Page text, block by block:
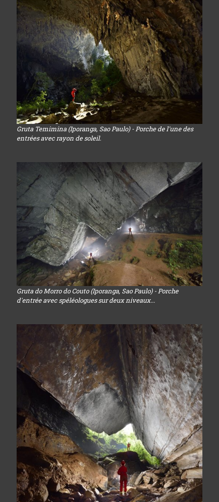
Gruta Temimina (Iporanga, Sao Paulo) - Porche de l'une des
entrées avec rayon de soleil.
Gruta do Morro do Couto (Iporanga, Sao Paulo) - Porche
d'entrée avec spéléologues sur deux niveaux...